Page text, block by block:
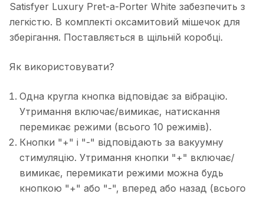
Satisfyer Luxury Pret-a-Porter White забезпечить з
легкістю. В комплекті оксамитовий мішечок для
зберігання. Поставляється в щільній коробці.
Як використовувати?
Одна кругла кнопка відповідає за вібрацію.
Утримання включає/вимикає, натискання
перемикає режими (всього 10 режимів).
Кнопки "+" і "-" відповідають за вакуумну
стимуляцію. Утримання кнопки "+" включає/
вимикає, перемикати режими можна будь
кнопкою "+" або "-", вперед або назад (всього